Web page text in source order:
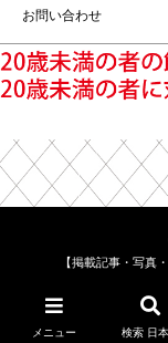
お問い合わせ
【掲載記事・写真
メニュー 検索 日